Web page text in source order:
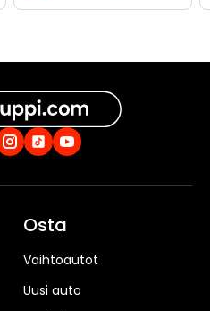
Osta
Vaihtoautot
Uusi auto